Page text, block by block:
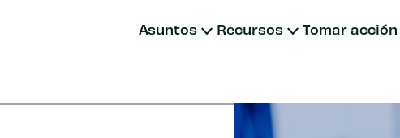
Asuntos Recursos Tomar acción